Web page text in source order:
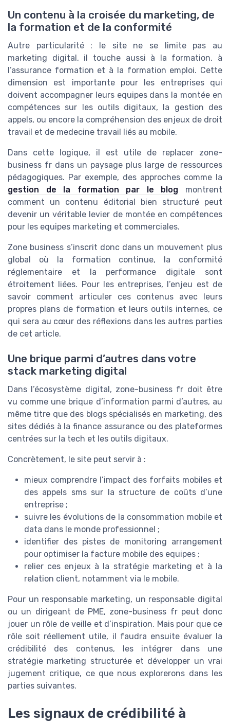
Un contenu à la croisée du marketing, de
la formation et de la conformité
Autre particularité : le site ne se limite pas au
marketing digital, il touche aussi à la formation, à
l’assurance formation et à la formation emploi. Cette
dimension est importante pour les entreprises qui
doivent accompagner leurs equipes dans la montée en
compétences sur les outils digitaux, la gestion des
appels, ou encore la compréhension des enjeux de droit
travail et de medecine travail liés au mobile.
Dans cette logique, il est utile de replacer zone-
business fr dans un paysage plus large de ressources
pédagogiques. Par exemple, des approches comme la
gestion de la formation par le blog montrent
comment un contenu éditorial bien structuré peut
devenir un véritable levier de montée en compétences
pour les equipes marketing et commerciales.
Zone business s’inscrit donc dans un mouvement plus
global où la formation continue, la conformité
réglementaire et la performance digitale sont
étroitement liées. Pour les entreprises, l’enjeu est de
savoir comment articuler ces contenus avec leurs
propres plans de formation et leurs outils internes, ce
qui sera au cœur des réflexions dans les autres parties
de cet article.
Une brique parmi d’autres dans votre
stack marketing digital
Dans l’écosystème digital, zone-business fr doit être
vu comme une brique d’information parmi d’autres, au
même titre que des blogs spécialisés en marketing, des
sites dédiés à la finance assurance ou des plateformes
centrées sur la tech et les outils digitaux.
Concrètement, le site peut servir à :
mieux comprendre l’impact des forfaits mobiles et
des appels sms sur la structure de coûts d’une
entreprise ;
suivre les évolutions de la consommation mobile et
data dans le monde professionnel ;
identifier des pistes de monitoring arrangement
pour optimiser la facture mobile des equipes ;
relier ces enjeux à la stratégie marketing et à la
relation client, notamment via le mobile.
Pour un responsable marketing, un responsable digital
ou un dirigeant de PME, zone-business fr peut donc
jouer un rôle de veille et d’inspiration. Mais pour que ce
rôle soit réellement utile, il faudra ensuite évaluer la
crédibilité des contenus, les intégrer dans une
stratégie marketing structurée et développer un vrai
jugement critique, ce que nous explorerons dans les
parties suivantes.
Les signaux de crédibilité à